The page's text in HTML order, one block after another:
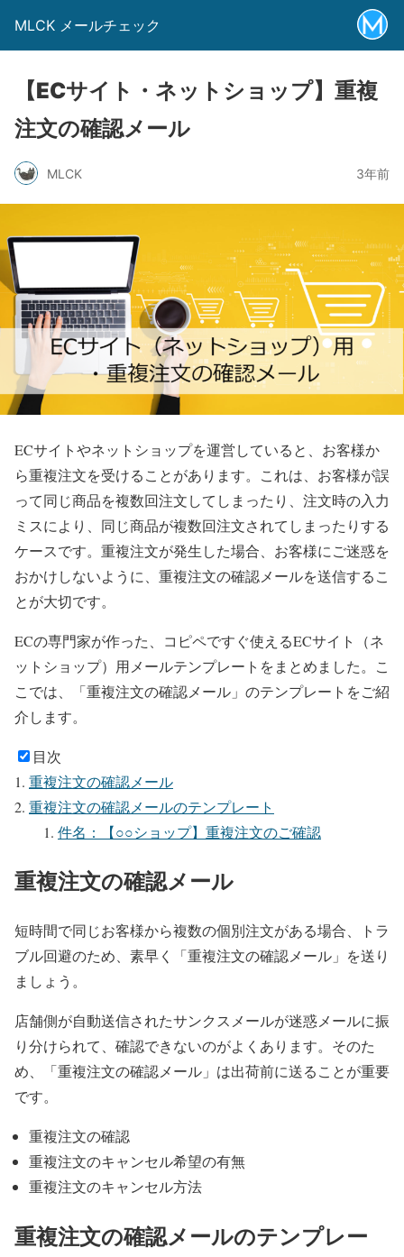
MLCK メールチェック
【ECサイト・ネットショップ】重複
注文の確認メール
MLCK 3年前
ECサイトやネットショップを運営していると、お客様か
ら重複注文を受けることがあります。これは、お客様が誤
って同じ商品を複数回注文してしまったり、注文時の入力
ミスにより、同じ商品が複数回注文されてしまったりする
ケースです。重複注文が発生した場合、お客様にご迷惑を
おかけしないように、重複注文の確認メールを送信するこ
とが大切です。
ECの専門家が作った、コピペですぐ使えるECサイト（ネ
ットショップ）用メールテンプレートをまとめました。こ
こでは、「重複注文の確認メール」のテンプレートをご紹
介します。
目次
重複注文の確認メール
重複注文の確認メールのテンプレート
件名：【○○ショップ】重複注文のご確認
重複注文の確認メール
短時間で同じお客様から複数の個別注文がある場合、トラ
ブル回避のため、素早く「重複注文の確認メール」を送り
ましょう。
店舗側が自動送信されたサンクスメールが迷惑メールに振
り分けられて、確認できないのがよくあります。そのた
め、「重複注文の確認メール」は出荷前に送ることが重要
です。
重複注文の確認
重複注文のキャンセル希望の有無
重複注文のキャンセル方法
重複注文の確認メールのテンプレー